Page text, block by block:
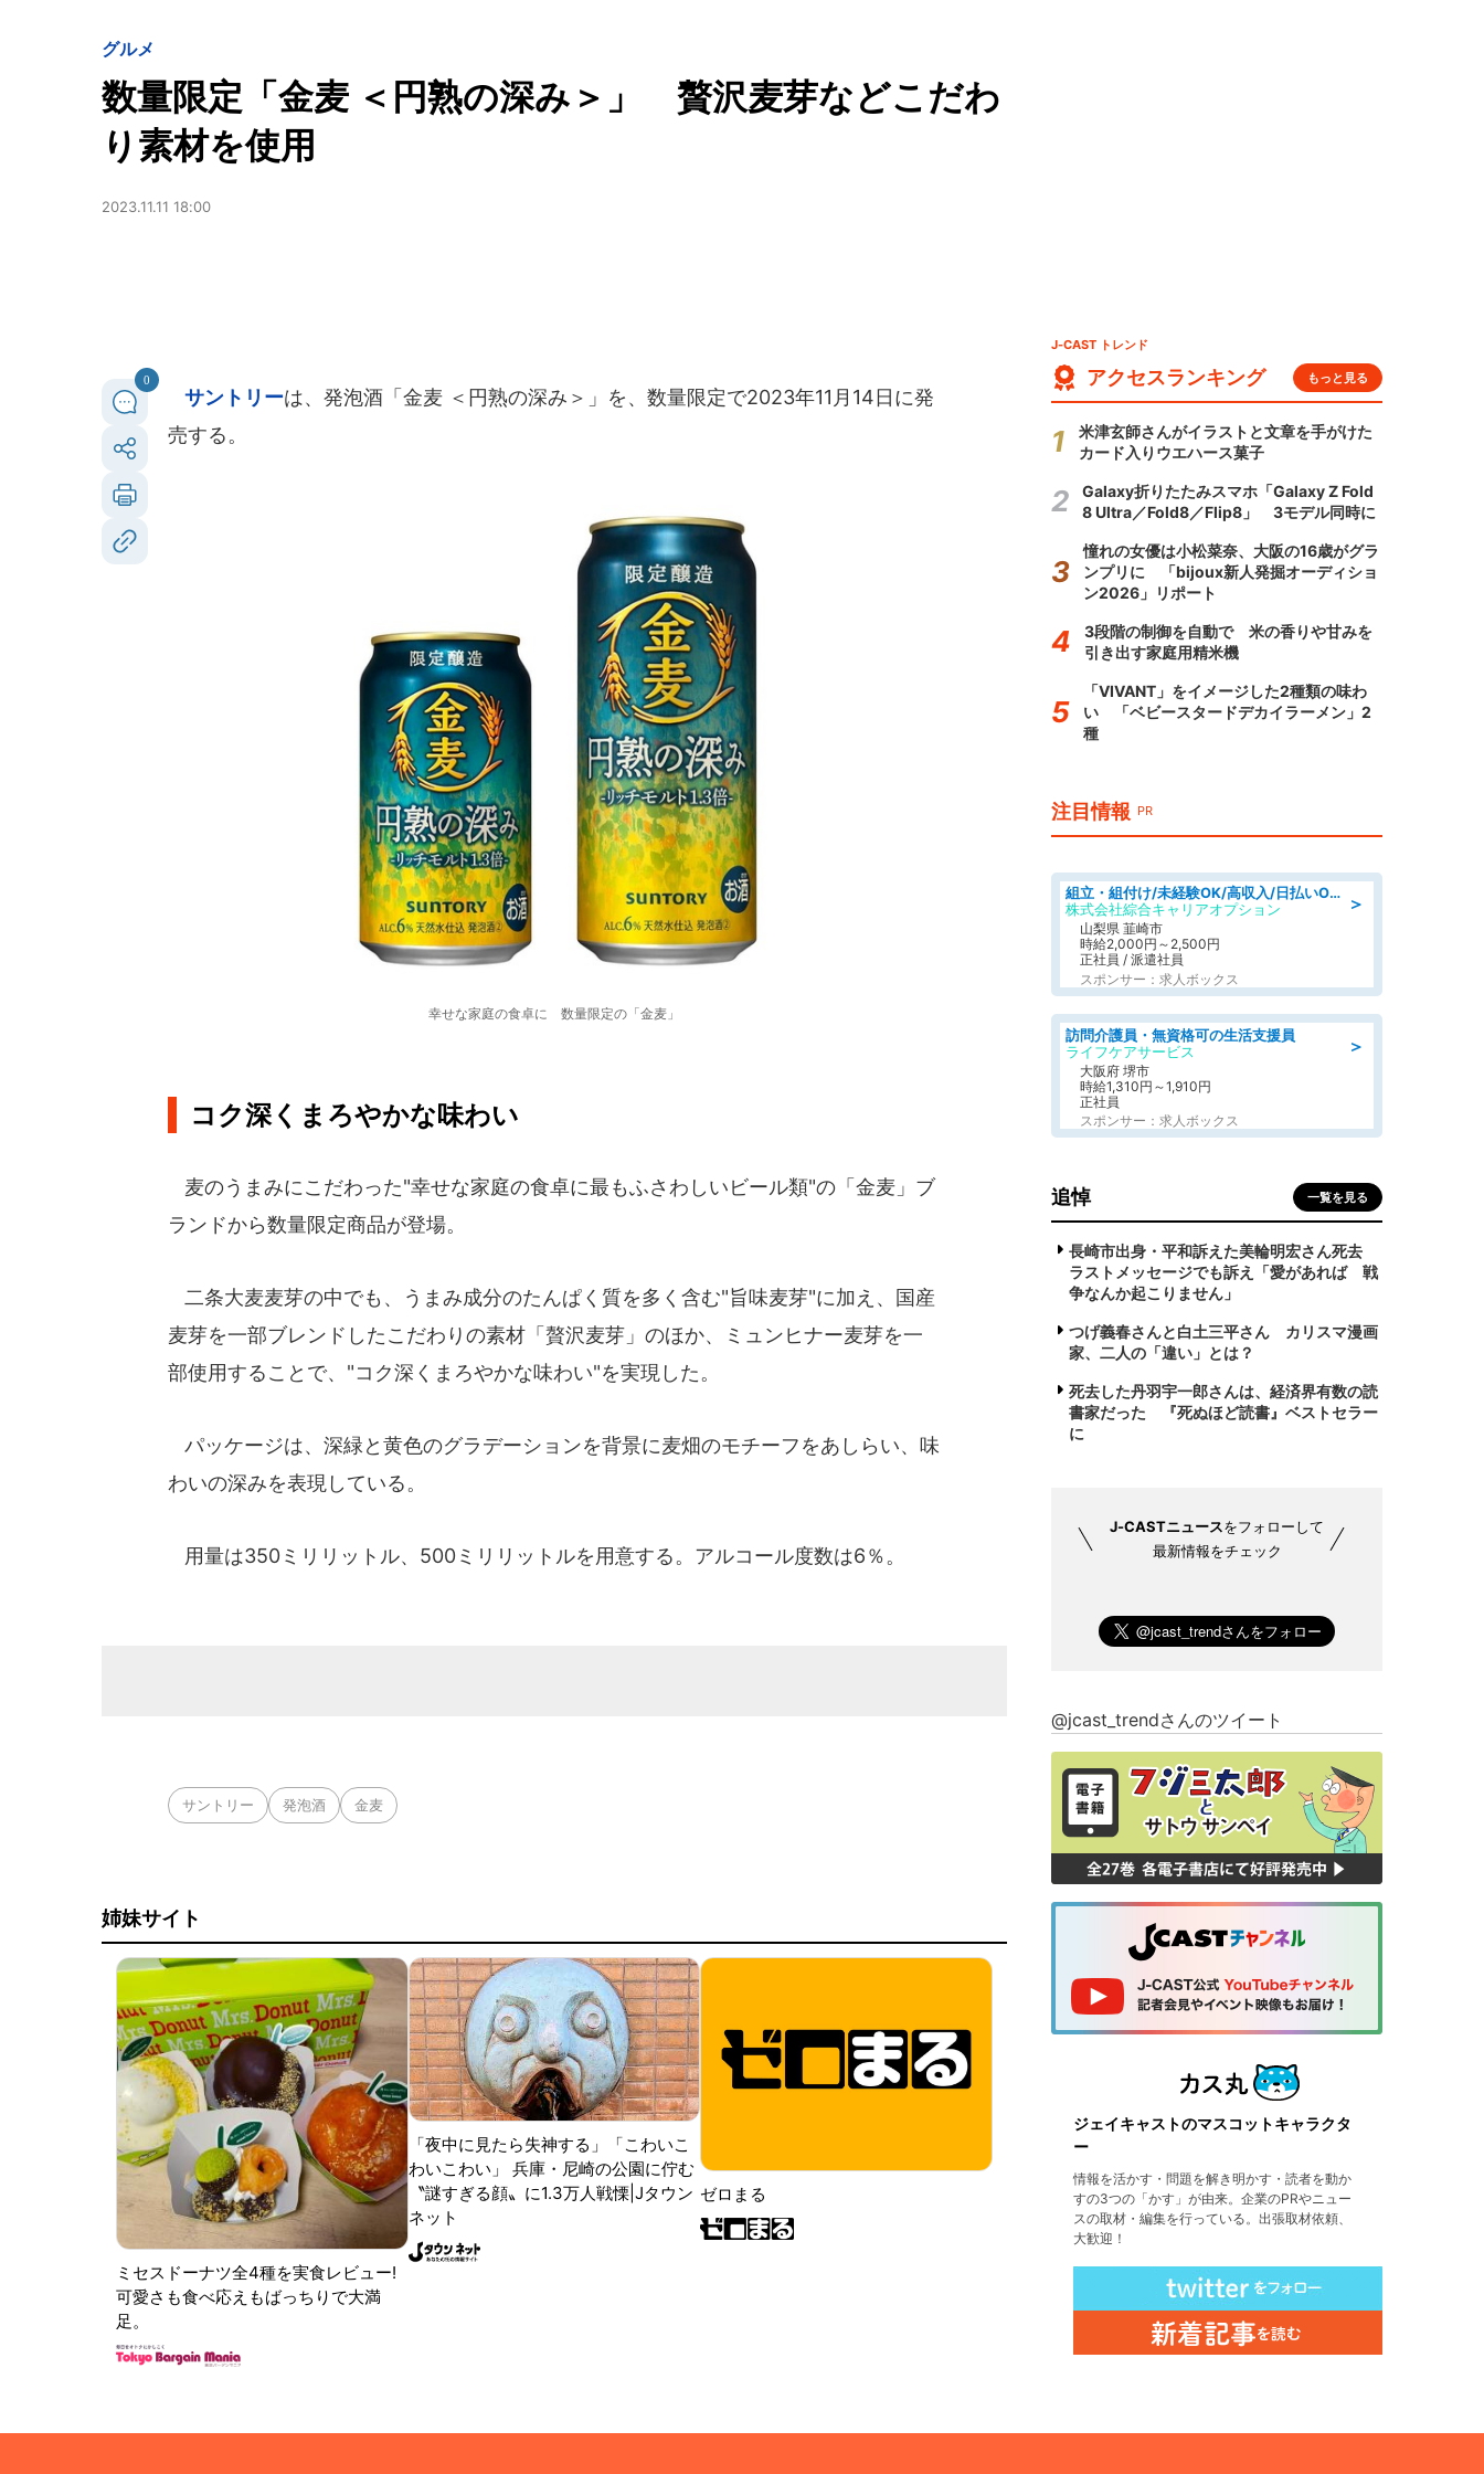
グルメ
数量限定「金麦 ＜円熟の深み＞」 贅沢麦芽などこだわ
り素材を使用
2023.11.11 18:00
0
サントリーは、発泡酒「金麦 ＜円熟の深み＞」を、数量限定で2023年11月14日に発
売する。
幸せな家庭の食卓に 数量限定の「金麦」
コク深くまろやかな味わい
麦のうまみにこだわった"幸せな家庭の食卓に最もふさわしいビール類"の「金麦」ブ
ランドから数量限定商品が登場。
二条大麦麦芽の中でも、うまみ成分のたんぱく質を多く含む"旨味麦芽"に加え、国産
麦芽を一部ブレンドしたこだわりの素材「贅沢麦芽」のほか、ミュンヒナー麦芽を一
部使用することで、"コク深くまろやかな味わい"を実現した。
パッケージは、深緑と黄色のグラデーションを背景に麦畑のモチーフをあしらい、味
わいの深みを表現している。
用量は350ミリリットル、500ミリリットルを用意する。アルコール度数は6％。
サントリー 発泡酒 金麦
姉妹サイト
ミセスドーナツ全4種を実食レビュー!
可愛さも食べ応えもばっちりで大満
足。
「夜中に見たら失神する」「こわいこ
わいこわい」 兵庫・尼崎の公園に佇む
〝謎すぎる顔〟に1.3万人戦慄|Jタウン
ネット
ゼロまる
J-CAST トレンド
アクセスランキング もっと見る
米津玄師さんがイラストと文章を手がけた
カード入りウエハース菓子
Galaxy折りたたみスマホ「Galaxy Z Fold
8 Ultra／Fold8／Flip8」 3モデル同時に
憧れの女優は小松菜奈、大阪の16歳がグラ
ンプリに 「bijoux新人発掘オーディショ
ン2026」リポート
3段階の制御を自動で 米の香りや甘みを
引き出す家庭用精米機
「VIVANT」をイメージした2種類の味わ
い 「ベビースタードデカイラーメン」2
種
注目情報 PR
＞
組立・組付け/未経験OK/高収入/日払いOK/寮費無料/日勤
株式会社綜合キャリアオプション
山梨県 韮崎市
時給2,000円～2,500円
正社員 / 派遣社員
スポンサー：求人ボックス
＞
訪問介護員・無資格可の生活支援員
ライフケアサービス
大阪府 堺市
時給1,310円～1,910円
正社員
スポンサー：求人ボックス
追悼 一覧を見る
長崎市出身・平和訴えた美輪明宏さん死去
ラストメッセージでも訴え「愛があれば 戦
争なんか起こりません」
つげ義春さんと白土三平さん カリスマ漫画
家、二人の「違い」とは？
死去した丹羽宇一郎さんは、経済界有数の読
書家だった 『死ぬほど読書』ベストセラー
に
J-CASTニュースをフォローして
最新情報をチェック
@jcast_trendさんのツイート
ジェイキャストのマスコットキャラクタ
ー
情報を活かす・問題を解き明かす・読者を動か
すの3つの「かす」が由来。企業のPRやニュー
スの取材・編集を行っている。出張取材依頼、
大歓迎！